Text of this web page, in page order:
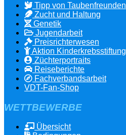
Tipp von Taubenfreunden
Zucht und Haltung
Genetik
Jugendarbeit
Preisrichterwesen
Aktion Kinderkrebsstiftung
Züchterportraits
Reiseberichte
Fachverbandsarbeit
VDT-Fan-Shop
WETTBEWERBE
Übersicht